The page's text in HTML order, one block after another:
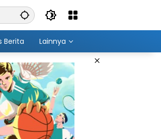
Berita Lainnya
×